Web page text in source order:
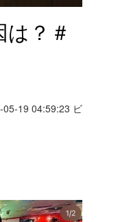
？＃
05-19 04:59:23 ビ